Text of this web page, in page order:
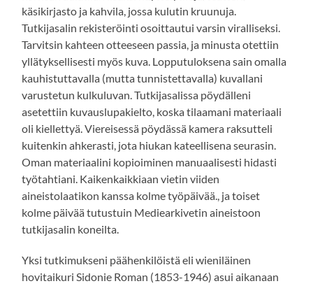
käsikirjasto ja kahvila, jossa kulutin kruunuja.
Tutkijasalin rekisteröinti osoittautui varsin viralliseksi.
Tarvitsin kahteen otteeseen passia, ja minusta otettiin
yllätyksellisesti myös kuva. Lopputuloksena sain omalla
kauhistuttavalla (mutta tunnistettavalla) kuvallani
varustetun kulkuluvan. Tutkijasalissa pöydälleni
asetettiin kuvauslupakielto, koska tilaamani materiaali
oli kiellettyä. Viereisessä pöydässä kamera raksutteli
kuitenkin ahkerasti, jota hiukan kateellisena seurasin.
Oman materiaalini kopioiminen manuaalisesti hidasti
työtahtiani. Kaikenkaikkiaan vietin viiden
aineistolaatikon kanssa kolme työpäivää., ja toiset
kolme päivää tutustuin Mediearkivetin aineistoon
tutkijasalin koneilta.
Yksi tutkimukseni päähenkilöistä eli wieniläinen
hovitaikuri Sidonie Roman (1853-1946) asui aikanaan